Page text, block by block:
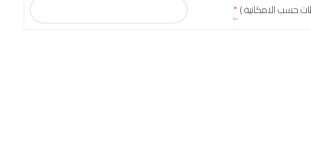
حسب الامكانية )*